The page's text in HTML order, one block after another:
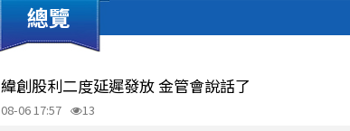
總覽
緯創股利二度延遲發放 金管會說話了
08-06 17:57 13